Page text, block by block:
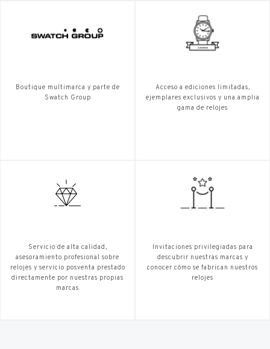
Boutique multimarca y parte de
Swatch Group
Acceso a ediciones limitadas,
ejemplares exclusivos y una amplia
gama de relojes
Servicio de alta calidad,
asesoramiento profesional sobre
relojes y servicio posventa prestado
directamente por nuestras propias
marcas
Invitaciones privilegiadas para
descubrir nuestras marcas y
conocer cómo se fabrican nuestros
relojes